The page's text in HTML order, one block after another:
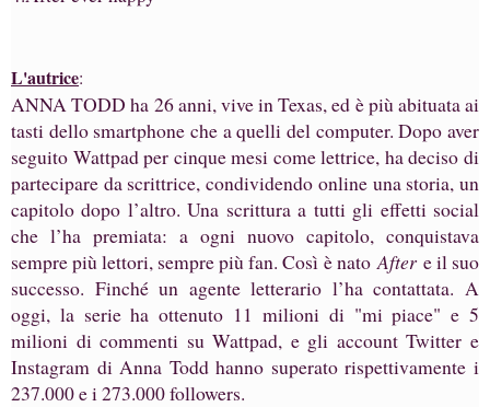
L'autrice:
ANNA TODD ha 26 anni, vive in Texas, ed è più abituata ai
tasti dello smartphone che a quelli del computer. Dopo aver
seguito Wattpad per cinque mesi come lettrice, ha deciso di
partecipare da scrittrice, condividendo online una storia, un
capitolo dopo l’altro. Una scrittura a tutti gli effetti social
che l’ha premiata: a ogni nuovo capitolo, conquistava
sempre più lettori, sempre più fan. Così è nato Aftere il suo
successo. Finché un agente letterario l’ha contattata. A
oggi, la serie ha ottenuto 11 milioni di "mi piace" e 5
milioni di commenti su Wattpad, e gli account Twitter e
Instagram di Anna Todd hanno superato rispettivamente i
237.000 e i 273.000 followers.